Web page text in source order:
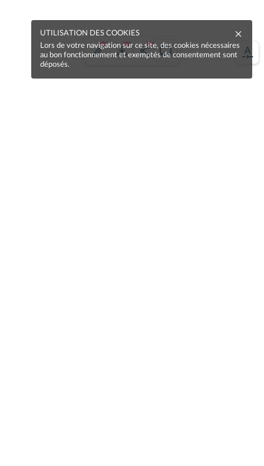
UTILISATION DES COOKIES
Lors de votre navigation sur ce site, des cookies nécessaires
au bon fonctionnement et exemptés de consentement sont
déposés.